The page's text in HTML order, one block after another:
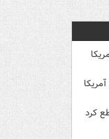
کرد